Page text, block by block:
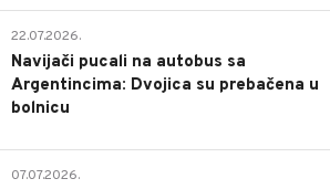
22.07.2026.
Navijači pucali na autobus sa
Argentincima: Dvojica su prebačena u
bolnicu
07.07.2026.